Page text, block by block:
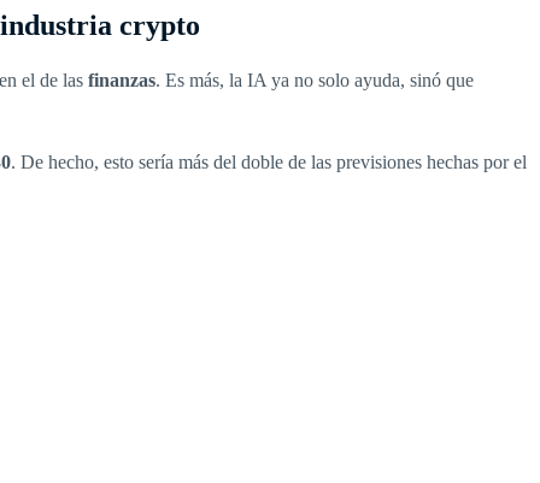
crypto
el de las finanzas. Es más, la IA ya no solo ayuda, sinó que
. De hecho, esto sería más del doble de las previsiones hechas por el